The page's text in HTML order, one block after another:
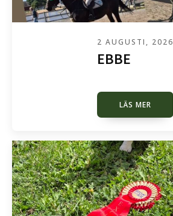
2 AUGUSTI, 2026
EBBE
LÄS MER